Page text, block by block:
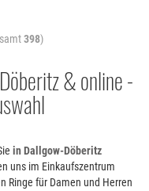
398)
& online -
in Dallgow-Döberitz
uns im Einkaufszentrum
Ringe für Damen und Herren